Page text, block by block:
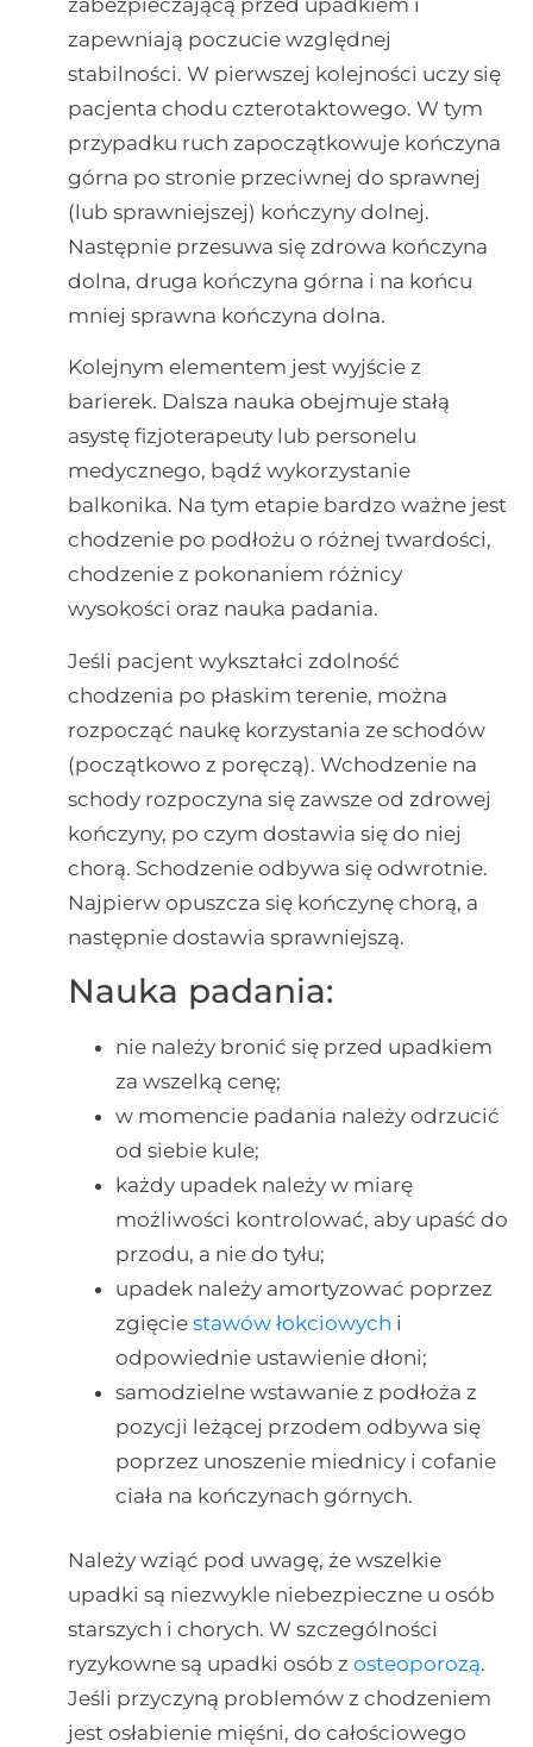
zapewniają poczucie względnej
stabilności. W pierwszej kolejności uczy się
pacjenta chodu czterotaktowego. W tym
przypadku ruch zapoczątkowuje kończyna
górna po stronie przeciwnej do sprawnej
(lub sprawniejszej) kończyny dolnej.
Następnie przesuwa się zdrowa kończyna
dolna, druga kończyna górna i na końcu
mniej sprawna kończyna dolna.
Kolejnym elementem jest wyjście z
barierek. Dalsza nauka obejmuje stałą
asystę fizjoterapeuty lub personelu
medycznego, bądź wykorzystanie
balkonika. Na tym etapie bardzo ważne jest
chodzenie po podłożu o różnej twardości,
chodzenie z pokonaniem różnicy
wysokości oraz nauka padania.
Jeśli pacjent wykształci zdolność
chodzenia po płaskim terenie, można
rozpocząć naukę korzystania ze schodów
(początkowo z poręczą). Wchodzenie na
schody rozpoczyna się zawsze od zdrowej
kończyny, po czym dostawia się do niej
chorą. Schodzenie odbywa się odwrotnie.
Najpierw opuszcza się kończynę chorą, a
następnie dostawia sprawniejszą.
Nauka padania:
nie należy bronić się przed upadkiem
za wszelką cenę;
w momencie padania należy odrzucić
od siebie kule;
każdy upadek należy w miarę
możliwości kontrolować, aby upaść do
przodu, a nie do tyłu;
upadek należy amortyzować poprzez
zgięcie stawów łokciowych i
odpowiednie ustawienie dłoni;
samodzielne wstawanie z podłoża z
pozycji leżącej przodem odbywa się
poprzez unoszenie miednicy i cofanie
ciała na kończynach górnych.
Należy wziąć pod uwagę, że wszelkie
upadki są niezwykle niebezpieczne u osób
starszych i chorych. W szczególności
ryzykowne są upadki osób z osteoporozą.
Jeśli przyczyną problemów z chodzeniem
jest osłabienie mięśni, do całościowego